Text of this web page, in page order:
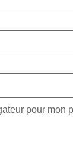
pour mon